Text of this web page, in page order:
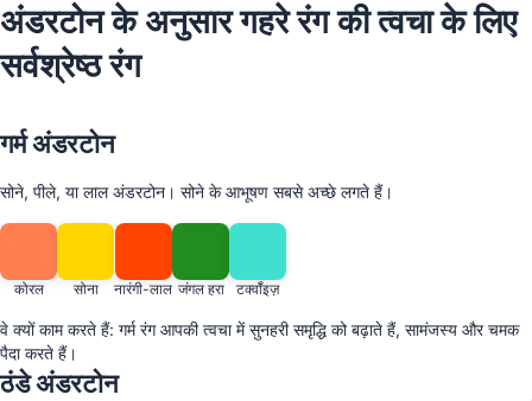
अंडरटोन के अनुसार गहरे रंग की त्वचा के लिए
सर्वश्रेष्ठ रंग
गर्म अंडरटोन
सोने, पीले, या लाल अंडरटोन। सोने के आभूषण सबसे अच्छे लगते हैं।
कोरल सोना नारंगी-लाल जंगल हरा टर्क्वॉइज़
वे क्यों काम करते हैं: गर्म रंग आपकी त्वचा में सुनहरी समृद्धि को बढ़ाते हैं, सामंजस्य और चमक
पैदा करते हैं।
ठंडे अंडरटोन